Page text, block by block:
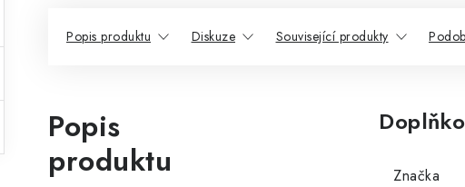
Popis produktu Diskuze Související produkty
Popis
produktu
Značka